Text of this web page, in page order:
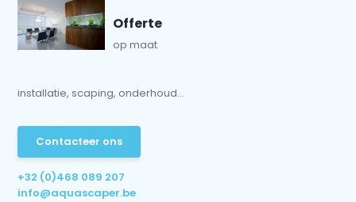
Offerte
op maat
installatie, scaping, onderhoud...
Contacteer ons
+32 (0)468 089 207
info@aquascaper.be